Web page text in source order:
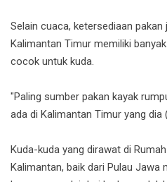
Selain cuaca, ketersediaan
Kalimantan Timur memiliki
cocok untuk kuda.
"Paling sumber pakan kayak
ada di Kalimantan Timur yang dia
Kuda-kuda yang dirawat di
Kalimantan, baik dari Pulau Jawa